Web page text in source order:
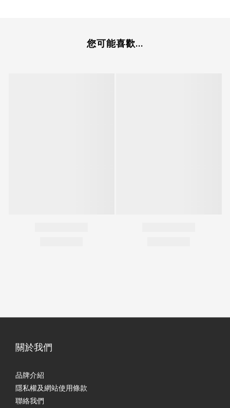
您可能喜歡...
關於我們
品牌介紹
隱私權及網站使用條款
聯絡我們